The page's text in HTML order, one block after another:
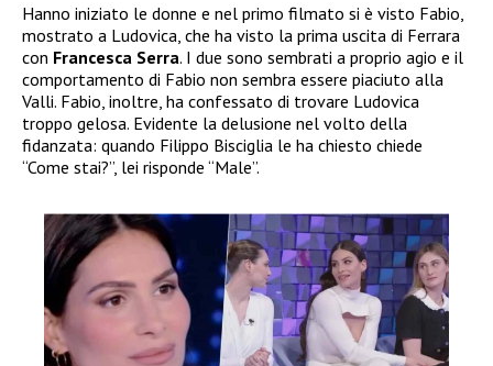
Hanno iniziato le donne e nel primo filmato si è visto Fabio,
mostrato a Ludovica, che ha visto la prima uscita di Ferrara
con Francesca Serra. I due sono sembrati a proprio agio e il
comportamento di Fabio non sembra essere piaciuto alla
Valli. Fabio, inoltre, ha confessato di trovare Ludovica
troppo gelosa. Evidente la delusione nel volto della
fidanzata: quando Filippo Bisciglia le ha chiesto chiede
“Come stai?”, lei risponde “Male”.